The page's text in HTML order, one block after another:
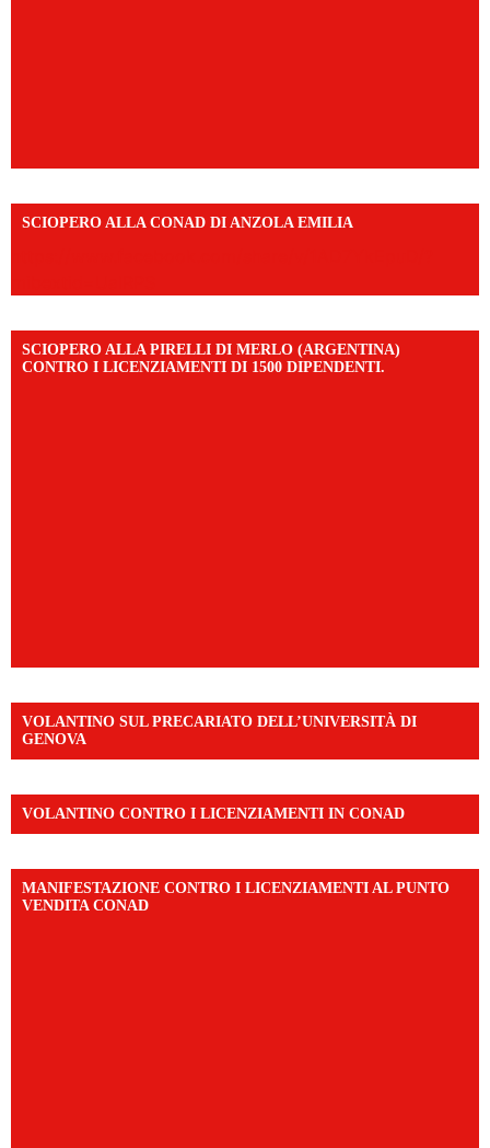
SCIOPERO ALLA CONAD DI ANZOLA EMILIA
SCIOPERO ALLA PIRELLI DI MERLO (ARGENTINA)
CONTRO I LICENZIAMENTI DI 1500 DIPENDENTI.
VOLANTINO SUL PRECARIATO DELL’UNIVERSITÀ DI
GENOVA
VOLANTINO CONTRO I LICENZIAMENTI IN CONAD
MANIFESTAZIONE CONTRO I LICENZIAMENTI AL PUNTO
VENDITA CONAD